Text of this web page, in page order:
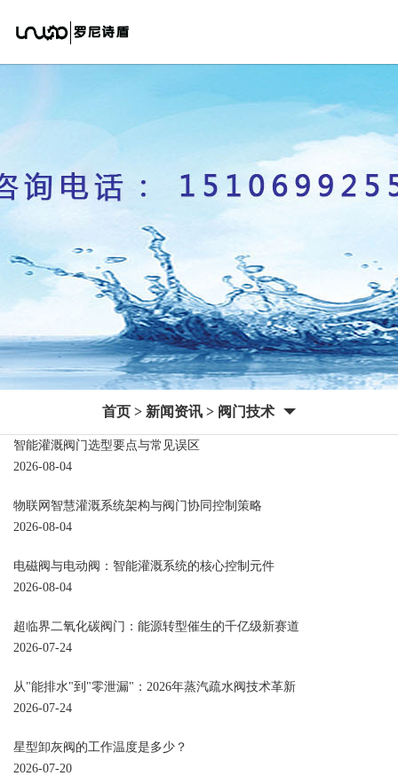
首页 > 新闻资讯 > 阀门技术
智能灌溉阀门选型要点与常见误区
2026-08-04
物联网智慧灌溉系统架构与阀门协同控制策略
2026-08-04
电磁阀与电动阀：智能灌溉系统的核心控制元件
2026-08-04
超临界二氧化碳阀门：能源转型催生的千亿级新赛道
2026-07-24
从"能排水"到"零泄漏"：2026年蒸汽疏水阀技术革新
2026-07-24
星型卸灰阀的工作温度是多少？
2026-07-20